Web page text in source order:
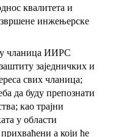
квалитета и
инжењерске
чланица ИИРС
заједничких и
свих чланица;
да буду препознати
као трајни
у области
а који ће